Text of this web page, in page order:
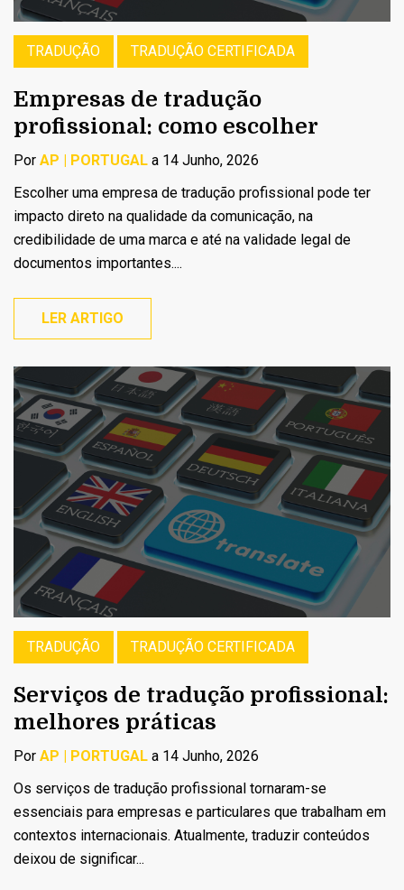
TRADUÇÃO TRADUÇÃO CERTIFICADA
Empresas de tradução
profissional: como escolher
Por AP | PORTUGAL a 14 Junho, 2026
Escolher uma empresa de tradução profissional pode ter
impacto direto na qualidade da comunicação, na
credibilidade de uma marca e até na validade legal de
documentos importantes....
LER ARTIGO
TRADUÇÃO TRADUÇÃO CERTIFICADA
Serviços de tradução profissional:
melhores práticas
Por AP | PORTUGAL a 14 Junho, 2026
Os serviços de tradução profissional tornaram-se
essenciais para empresas e particulares que trabalham em
contextos internacionais. Atualmente, traduzir conteúdos
deixou de significar...